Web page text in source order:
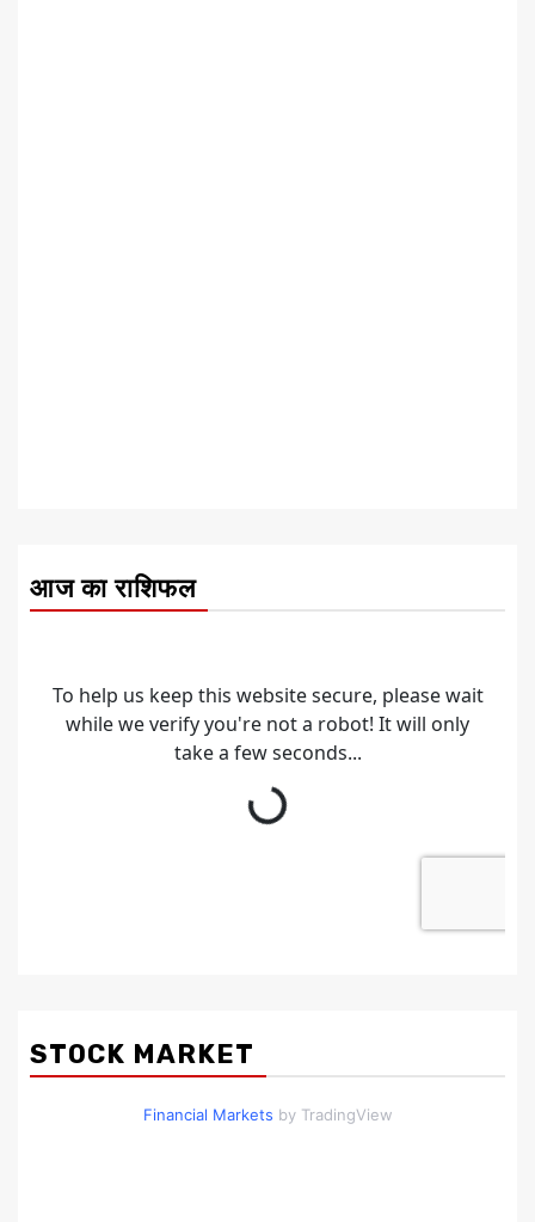
आज का राशिफल
STOCK MARKET
Financial Markets by TradingView